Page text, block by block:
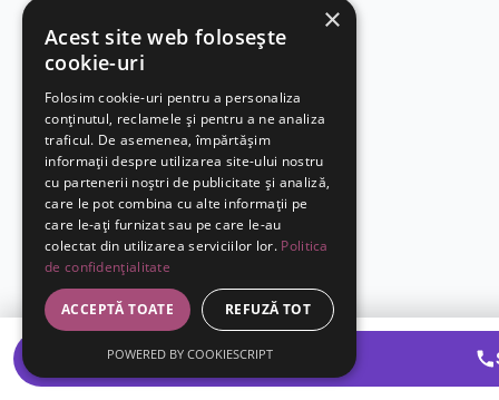
×
Acest site web folosește
cookie-uri
Folosim cookie-uri pentru a personaliza
conținutul, reclamele și pentru a ne analiza
traficul. De asemenea, împărtășim
informații despre utilizarea site-ului nostru
cu partenerii noștri de publicitate și analiză,
care le pot combina cu alte informații pe
care le-ați furnizat sau pe care le-au
colectat din utilizarea serviciilor lor. Politica
de confidențialitate
ACCEPTĂ TOATE REFUZĂ TOT
POWERED BY COOKIESCRIPT